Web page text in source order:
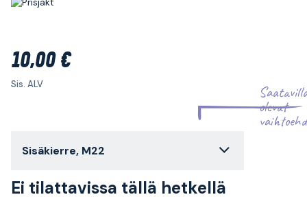
10,00 €
Sis. ALV
olevat
Sisäkierre, M22
Ei tilattavissa tällä hetkellä